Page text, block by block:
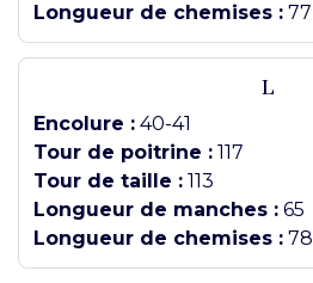
Longueur de chemises : 77
L
Encolure : 40-41
Tour de poitrine : 117
Tour de taille : 113
Longueur de manches : 65
Longueur de chemises : 78